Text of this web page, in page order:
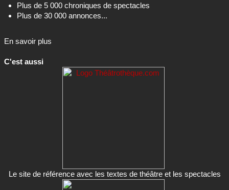
Plus de 5 000 chroniques de spectacles
Plus de 30 000 annonces...
En savoir plus
C'est aussi
Le site de référence avec les textes de théâtre et les spectacles